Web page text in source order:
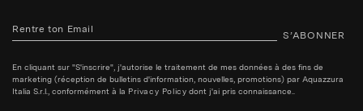
S’ABONNER
En cliquant sur "S'inscrire", j'autorise le traitement de mes données à des fins de
marketing (réception de bulletins d'information, nouvelles, promotions) par Aquazzura
Italia S.r.l., conformément à la Privacy Policy dont j'ai pris connaissance..